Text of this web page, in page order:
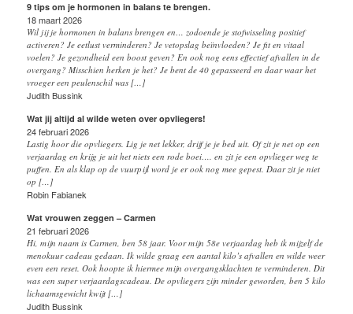
9 tips om je hormonen in balans te brengen.
18 maart 2026
Wil jij je hormonen in balans brengen en… zodoende je stofwisseling positief
activeren? Je eetlust verminderen? Je vetopslag beïnvloeden? Je fit en vitaal
voelen? Je gezondheid een boost geven? En ook nog eens effectief afvallen in de
overgang? Misschien herken je het? Je bent de 40 gepasseerd en daar waar het
vroeger een peulenschil was […]
Judith Bussink
Wat jij altijd al wilde weten over opvliegers!
24 februari 2026
Lastig hoor die opvliegers. Lig je net lekker, drijf je je bed uit. Of zit je net op een
verjaardag en krijg je uit het niets een rode boei…. en zit je een opvlieger weg te
puffen. En als klap op de vuurpijl word je er ook nog mee gepest. Daar zit je niet
op […]
Robin Fabianek
Wat vrouwen zeggen – Carmen
21 februari 2026
Hi, mijn naam is Carmen, ben 58 jaar. Voor mijn 58e verjaardag heb ik mijzelf de
menokuur cadeau gedaan. Ik wilde graag een aantal kilo’s afvallen en wilde weer
even een reset. Ook hoopte ik hiermee mijn overgangsklachten te verminderen. Dit
was een super verjaardagscadeau. De opvliegers zijn minder geworden, ben 5 kilo
lichaamsgewicht kwijt […]
Judith Bussink